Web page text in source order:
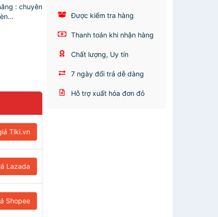
: chuyên
Tiki.vn
Lazada
Shopee
Được kiểm tra hàng
Thanh toán khi nhận hàng
Chất lượng, Uy tín
7 ngày đổi trả dễ dàng
Hỗ trợ xuất hóa đơn đỏ